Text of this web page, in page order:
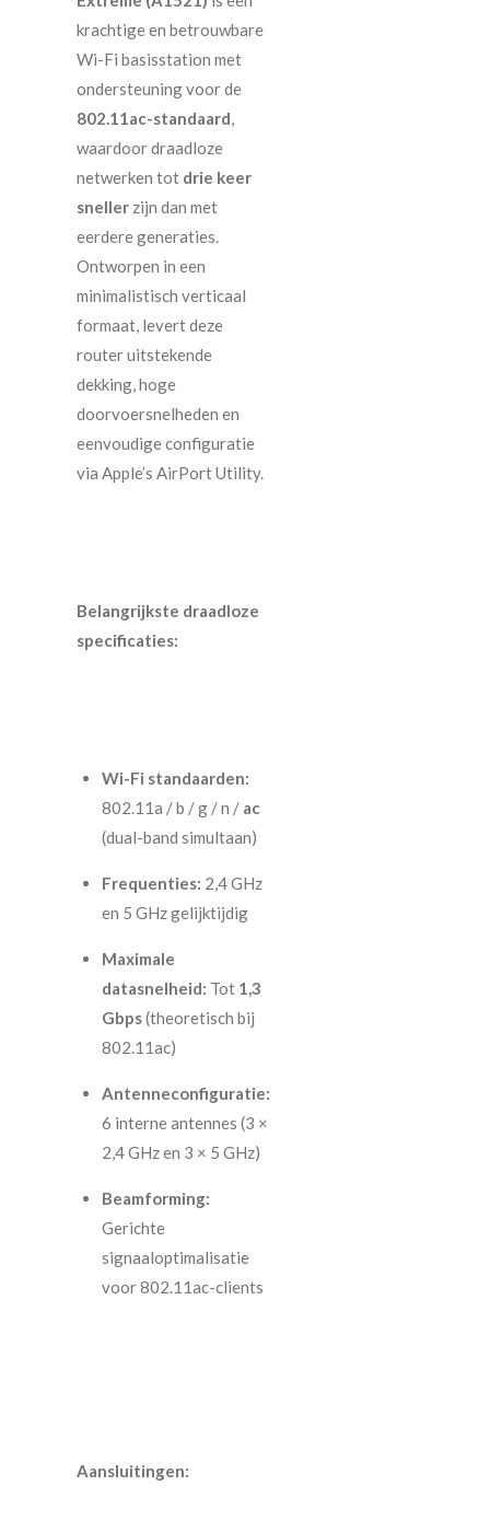
krachtige en betrouwbare
Wi-Fi basisstation met
ondersteuning voor de
802.11ac-standaard,
waardoor draadloze
netwerken tot drie keer
sneller zijn dan met
eerdere generaties.
Ontworpen in een
minimalistisch verticaal
formaat, levert deze
router uitstekende
dekking, hoge
doorvoersnelheden en
eenvoudige configuratie
via Apple’s AirPort Utility.
Belangrijkste draadloze
specificaties:
Wi-Fi standaarden:
802.11a / b / g / n / ac
(dual-band simultaan)
Frequenties: 2,4 GHz
en 5 GHz gelijktijdig
Maximale
datasnelheid: Tot 1,3
Gbps(theoretisch bij
802.11ac)
Antenneconfiguratie:
6 interne antennes (3 ×
2,4 GHz en 3 × 5 GHz)
Beamforming:
Gerichte
signaaloptimalisatie
voor 802.11ac-clients
Aansluitingen: